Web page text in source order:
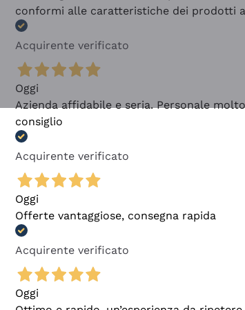
conformi alle caratteristiche dei prodotti
Acquirente verificato
Oggi
Azienda affidabile e seria. Personale
consiglio
Acquirente verificato
Oggi
Offerte vantaggiose, consegna rapida
Acquirente verificato
Oggi